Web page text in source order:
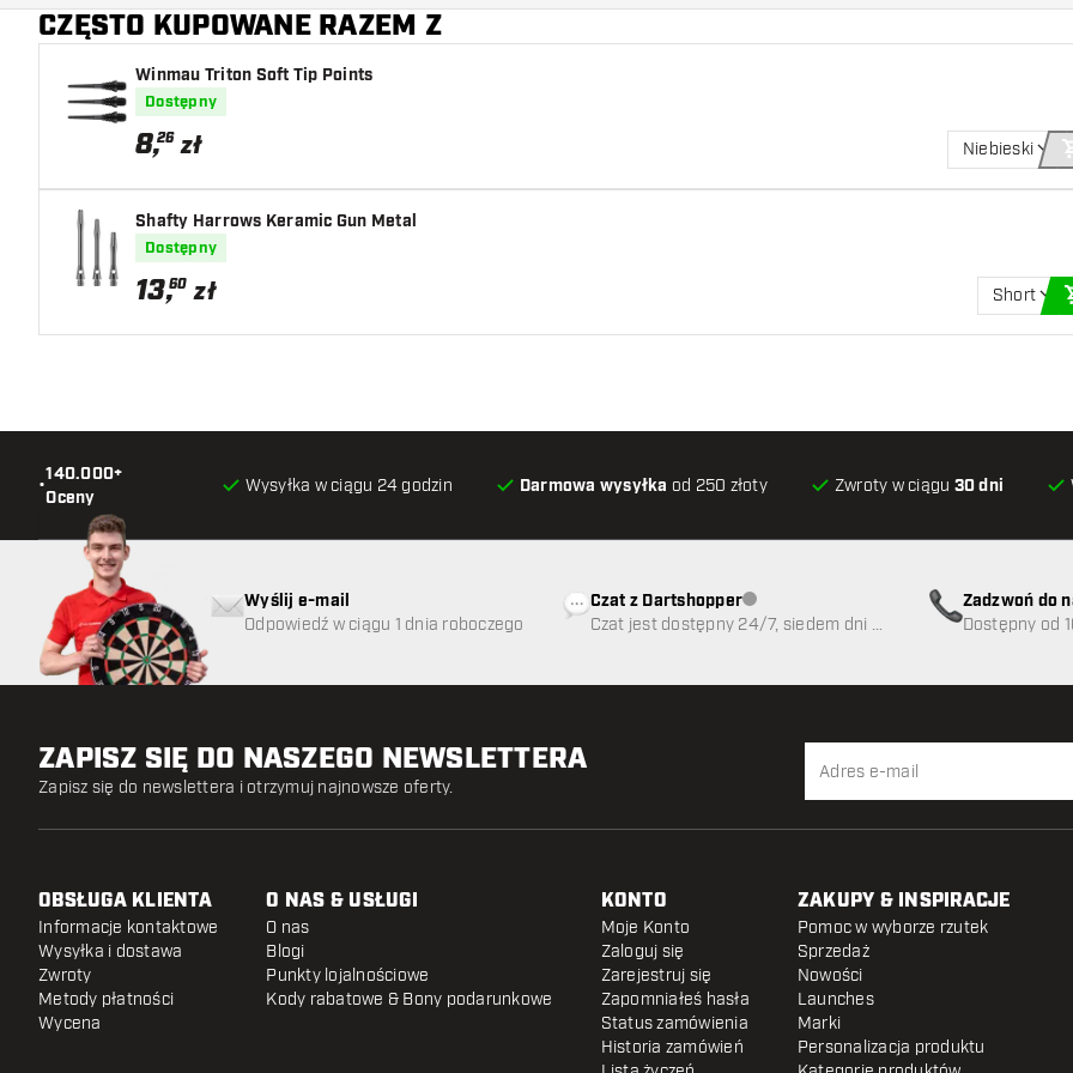
CZĘSTO KUPOWANE RAZEM Z
Winmau Triton Soft Tip Points
Dostępny
8,26 zł Niebieski
Shafty Harrows Keramic Gun Metal
Dostępny
13,60 zł Short
•
140.000+
Oceny
Wysyłka w ciągu 24 godzin Darmowa wysyłka od 250 złoty Zwroty w ciągu 30 dni
Wyślij e-mail
Odpowiedź w ciągu 1 dnia roboczego
Czat z DartshopperObsługa klienta niedostępna
Czat jest dostępny 24/7, siedem dni w
Zadzwoń do
89
Dostępny od
ZAPISZ SIĘ DO NASZEGO NEWSLETTERA
Zapisz się do newslettera i otrzymuj najnowsze oferty.
OBSŁUGA KLIENTA
Informacje kontaktowe
Wysyłka i dostawa
Zwroty
Metody płatności
Wycena
O NAS & USŁUGI
O nas
Blogi
Punkty lojalnościowe
Kody rabatowe & Bony podarunkowe
KONTO
Moje Konto
Zaloguj się
Zarejestruj się
Zapomniałeś hasła
Status zamówienia
Historia zamówień
ZAKUPY & INSPIRACJE
Pomoc w wyborze rzutek
Sprzedaż
Nowości
Launches
Marki
Personalizacja produktu